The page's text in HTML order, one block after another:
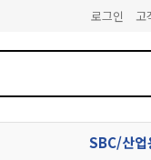
로그인 고
SBC/산업